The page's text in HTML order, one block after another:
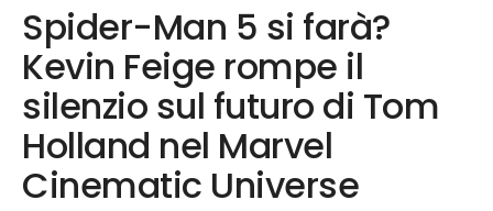
Spider-Man 5 si farà?
Kevin Feige rompe il
silenzio sul futuro di Tom
Holland nel Marvel
Cinematic Universe